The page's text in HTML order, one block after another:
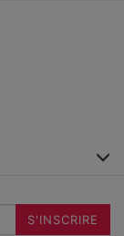
S'INSCRIRE